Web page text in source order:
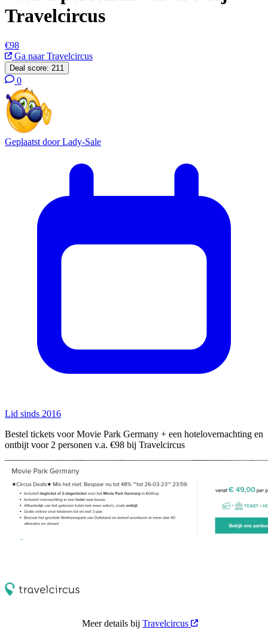
Travelcircus
€98
Ga naar Travelcircus
Deal score: 211
0
Geplaatst doorLady-Sale
Lid sinds 2016
Bestel tickets voor Movie Park Germany + een hotelovernachting en
ontbijt voor 2 personen v.a. €98 bij Travelcircus
Meer details bij Travelcircus